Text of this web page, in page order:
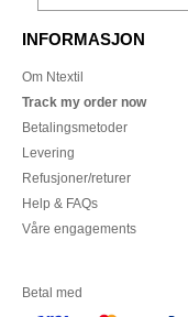
INFORMASJON
Om Ntextil
Track my order now
Betalingsmetoder
Levering
Refusjoner/returer
Help & FAQs
Våre engagements
Betal med